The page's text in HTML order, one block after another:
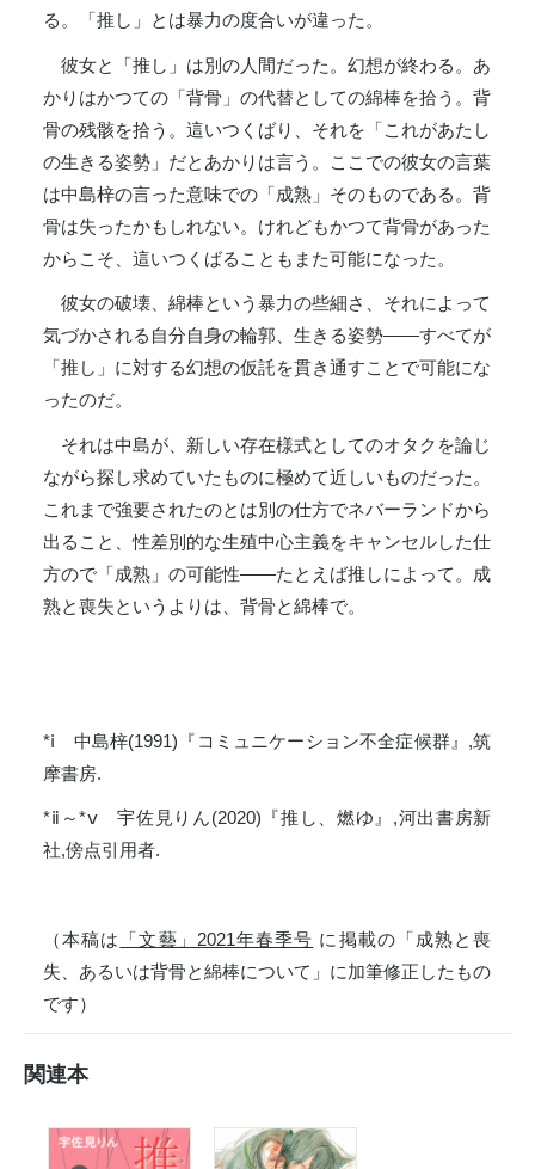
る。「推し」とは暴力の度合いが違った。
彼女と「推し」は別の人間だった。幻想が終わる。あ
かりはかつての「背骨」の代替としての綿棒を拾う。背
骨の残骸を拾う。這いつくばり、それを「これがあたし
の生きる姿勢」だとあかりは言う。ここでの彼女の言葉
は中島梓の言った意味での「成熟」そのものである。背
骨は失ったかもしれない。けれどもかつて背骨があった
からこそ、這いつくばることもまた可能になった。
彼女の破壊、綿棒という暴力の些細さ、それによって
気づかされる自分自身の輪郭、生きる姿勢――すべてが
「推し」に対する幻想の仮託を貫き通すことで可能にな
ったのだ。
それは中島が、新しい存在様式としてのオタクを論じ
ながら探し求めていたものに極めて近しいものだった。
これまで強要されたのとは別の仕方でネバーランドから
出ること、性差別的な生殖中心主義をキャンセルした仕
方ので「成熟」の可能性――たとえば推しによって。成
熟と喪失というよりは、背骨と綿棒で。
*ⅰ 中島梓(1991)『コミュニケーション不全症候群』,筑
摩書房.
*ⅱ～*ⅴ 宇佐見りん(2020)『推し、燃ゆ』,河出書房新
社,傍点引用者.
（本稿は 「文藝」2021年春季号 に掲載の「成熟と喪
失、あるいは背骨と綿棒について」に加筆修正したもの
です）
関連本